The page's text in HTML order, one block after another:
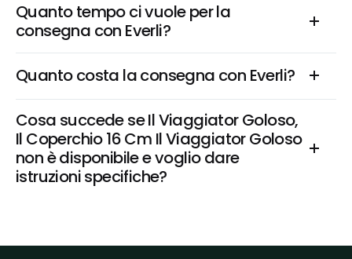
Quanto tempo ci vuole per la
consegna con Everli?
Quanto costa la consegna con Everli?
Cosa succede se Il Viaggiator Goloso,
Il Coperchio 16 Cm Il Viaggiator Goloso
non è disponibile e voglio dare
istruzioni specifiche?